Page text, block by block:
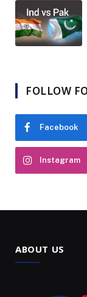
FOLLOW
Facebook
Instagram
ABOUT US